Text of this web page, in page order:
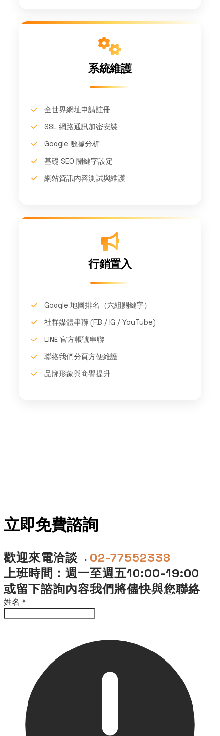
系統維護
全世界網址申請註冊
SSL 網路通訊加密安裝
Google 數據分析
基礎 SEO 關鍵字設定
網站資訊內容測試與維護
行銷置入
Google 地圖排名（六組關鍵字）
社群媒體串聯 (FB / IG / YouTube)
LINE 官方帳號串聯
聯絡我們分頁方便維護
品牌形象與商譽提升
立即免費諮詢​
歡迎來電洽談→ 02-77552338
上班時間：週一至週五10:00-19:00
或留下諮詢內容我們將儘快與您聯絡
姓名 *